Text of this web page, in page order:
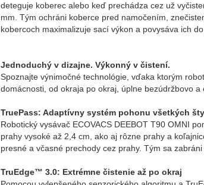
deteguje koberec alebo keď prechádza cez už
mm. Tým ochráni koberce pred namočením,
kobercoch maximalizuje sací výkon a povysáva ich do
Jednoduchý v dizajne. Výkonný v čistení.
Spoznajte výnimočné technológie, vďaka ktorým
domácnosti, od okraja po okraj, úplne bezúdržbovo a
TruePass: Adaptívny systém pohonu všetkých
Robotický vysávač ECOVACS DEEBOT T90 OMNI
prahy vysoké až 2,4 cm, ako aj rôzne prahy a
presné a včasné prechody cez prahy. Tým sa
TruEdge™ 3.0: Extrémne čistenie až po okraj